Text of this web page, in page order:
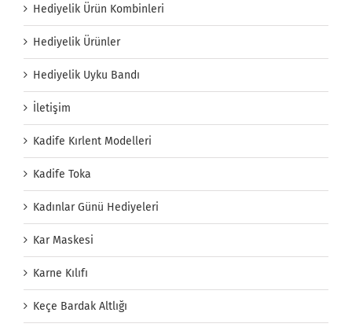
Hediyelik Ürün Kombinleri
Hediyelik Ürünler
Hediyelik Uyku Bandı
İletişim
Kadife Kırlent Modelleri
Kadife Toka
Kadınlar Günü Hediyeleri
Kar Maskesi
Karne Kılıfı
Keçe Bardak Altlığı